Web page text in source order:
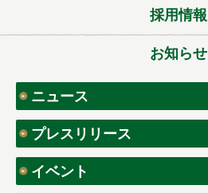
採用情報
お知らせ
ニュース
プレスリリース
イベント